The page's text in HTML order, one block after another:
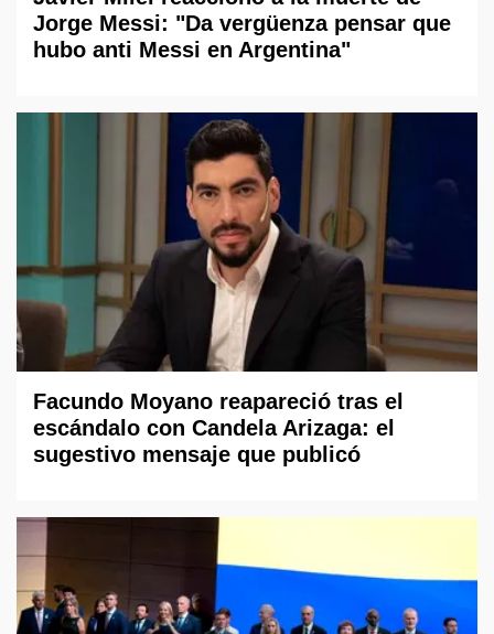
Jorge Messi: "Da vergüenza pensar que
hubo anti Messi en Argentina"
Facundo Moyano reapareció tras el
escándalo con Candela Arizaga: el
sugestivo mensaje que publicó